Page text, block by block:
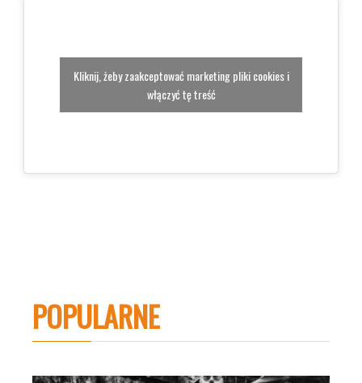
Kliknij, żeby zaakceptować marketing pliki cookies i
włączyć tę treść
POPULARNE